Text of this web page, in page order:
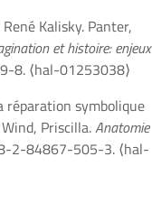
Kalisky. Panter,
et histoire: enjeux
8. ⟨hal-01253038⟩
réparation symbolique
Priscilla.Anatomie
2-84867-505-3. ⟨hal-